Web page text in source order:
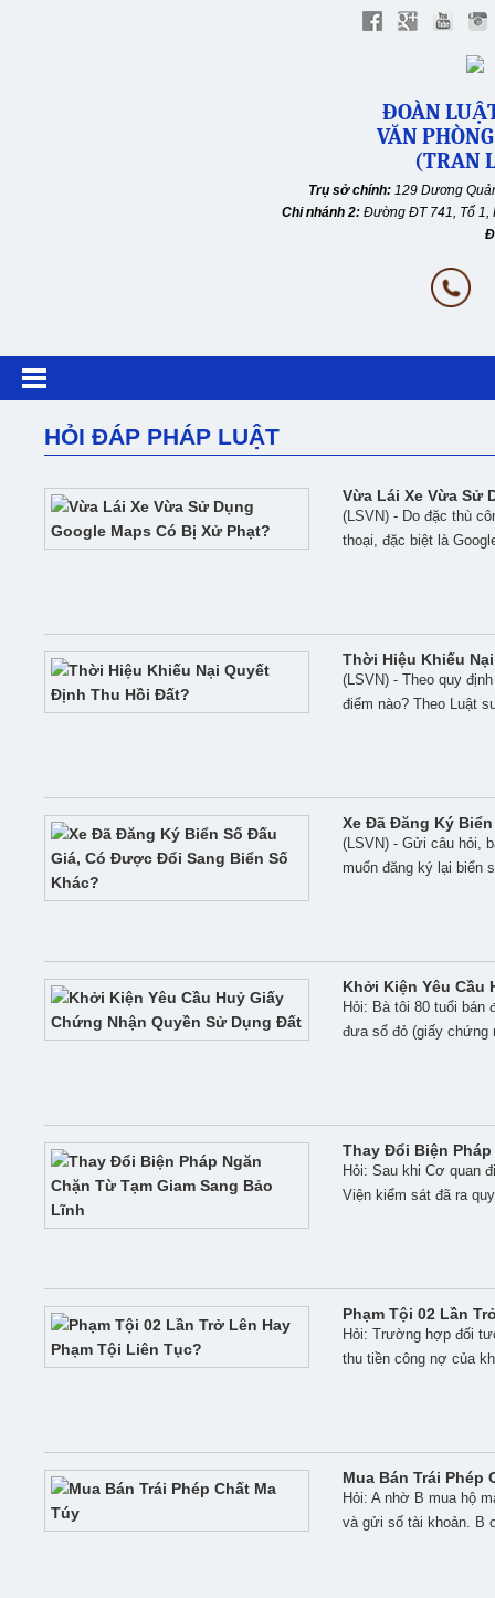
ĐOÀN
VĂN
(TRAN
Trụ sở chính: 129 Dương
Chi nhánh 2: Đường ĐT 741, Tổ 1,
HỎI ĐÁP PHÁP LUẬT
Vừa Lái Xe Vừa Sử
(LSVN) - Do đặc thù
thoại, đặc biệt là
Thời Hiệu Khiếu
(LSVN) - Theo quy
điểm nào? Theo Luật
Xe Đã Đăng Ký
(LSVN) - Gửi câu hỏi,
muốn đăng ký lại biển
Khởi Kiện Yêu Cầu
Hỏi: Bà tôi 80 tuổi bán
đưa sổ đỏ (giấy chứng
Thay Đổi Biện
Hỏi: Sau khi Cơ quan
Viện kiểm sát đã ra
Phạm Tội 02 Lần
Hỏi: Trường hợp đối
thu tiền công nợ của
Mua Bán Trái Phép
Hỏi: A nhờ B mua hộ
và gửi số tài khoản. B